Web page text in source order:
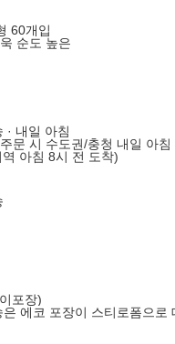
60개입
순도 높은
· 내일 아침
문 시 수도권/충청 내일 아
아침 8시 전 도착)
포장)
은 에코 포장이 스티로폼으로